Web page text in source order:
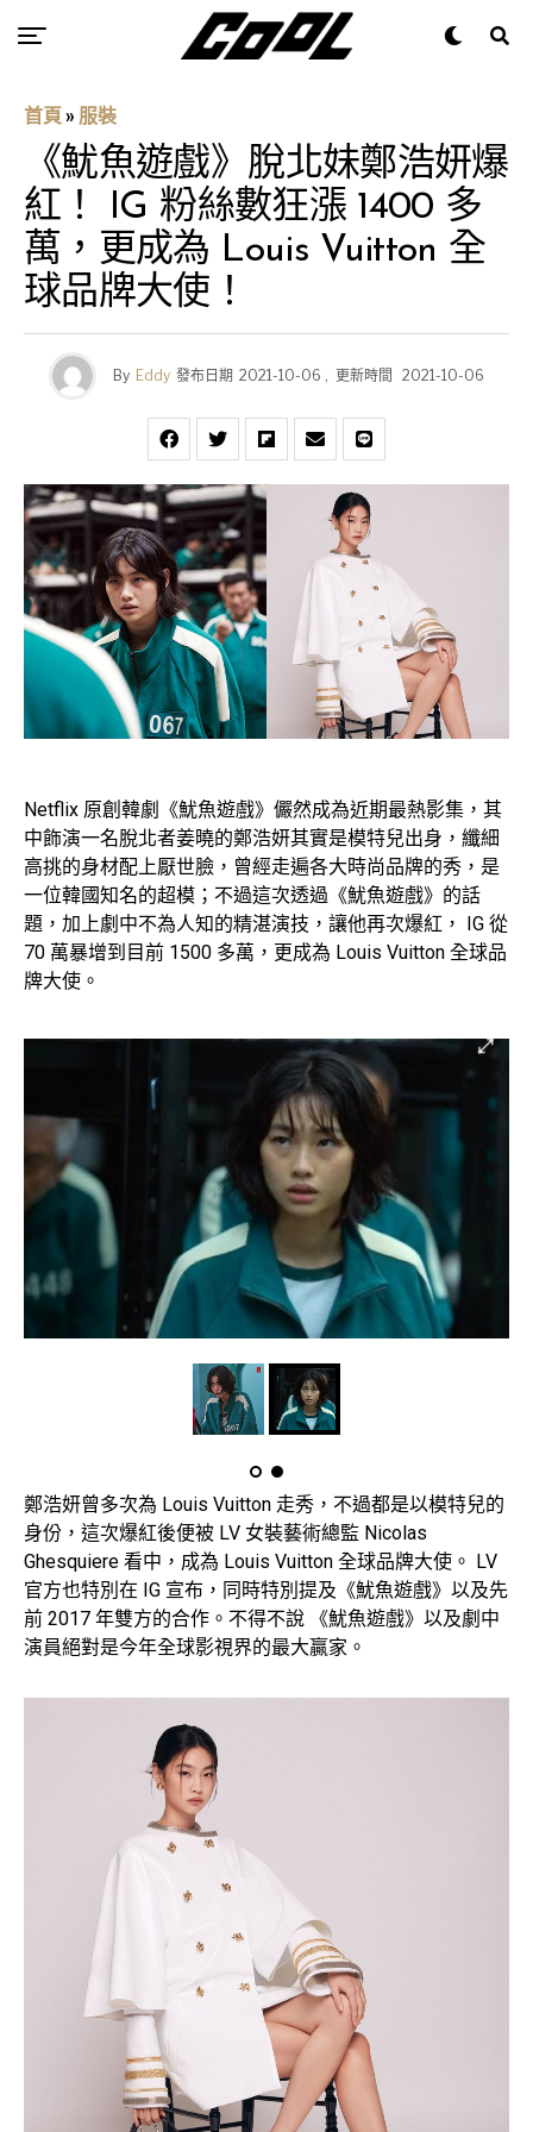
首頁 » 服裝
《魷魚遊戲》脫北妹鄭浩妍爆
紅！ IG 粉絲數狂漲 1400 多
萬，更成為 Louis Vuitton 全
球品牌大使！
By Eddy 發布日期 2021-10-06 , 更新時間 2021-10-06
Netflix 原創韓劇《魷魚遊戲》儼然成為近期最熱影集，其
中飾演一名脫北者姜曉的鄭浩妍其實是模特兒出身，纖細
高挑的身材配上厭世臉，曾經走遍各大時尚品牌的秀，是
一位韓國知名的超模；不過這次透過《魷魚遊戲》的話
題，加上劇中不為人知的精湛演技，讓他再次爆紅， IG 從
70 萬暴增到目前 1500 多萬，更成為 Louis Vuitton 全球品
牌大使。
鄭浩妍曾多次為 Louis Vuitton 走秀，不過都是以模特兒的
身份，這次爆紅後便被 LV 女裝藝術總監 Nicolas
Ghesquiere 看中，成為 Louis Vuitton 全球品牌大使。 LV
官方也特別在 IG 宣布，同時特別提及《魷魚遊戲》以及先
前 2017 年雙方的合作。不得不說 《魷魚遊戲》以及劇中
演員絕對是今年全球影視界的最大贏家。